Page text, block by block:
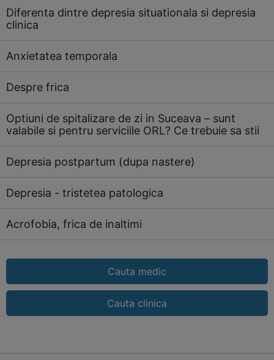
Diferenta dintre depresia situationala si depresia
clinica
Anxietatea temporala
Despre frica
Optiuni de spitalizare de zi in Suceava – sunt
valabile si pentru serviciile ORL? Ce trebuie sa stii
Depresia postpartum (dupa nastere)
Depresia - tristetea patologica
Acrofobia, frica de inaltimi
Cauta medic
Cauta clinica